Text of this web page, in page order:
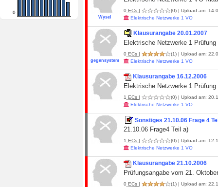
0
Wysel
0 ECs | (0) | Upload am:
Elektrische Netzwerke 1 VO
gegensystem
Klausurangabe 20.01.2007
Elektrische Netzwerke 1
0 ECs | (1) | Upload am:
Elektrische Netzwerke 1 VO
Klausurangabe 16.12.2006
Elektrische Netzwerke 1
1 ECs | (0) | Upload am:
Elektrische Netzwerke 1 VO
Sonstiges 21.10.06 Frage 4
21.10.06 Frage4 Teil a)
1 ECs | (0) | Upload am:
Elektrische Netzwerke 1 VO
Klausurangabe 21.10.2006
Prüfungsangabe vom 21.
0 ECs | (1) | Upload am: